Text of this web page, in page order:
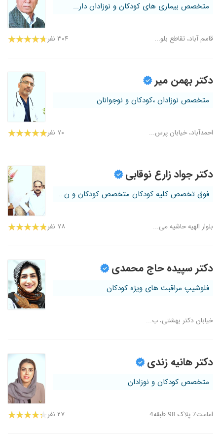
متخصص بیماری های کودکان و نوزادان دار...
قاسم آباد، تقاطع بلو... ۳۰۴ نفر
دکتر بهمن میر
متخصص نوزادان ،کودکان و نوجوانان
احمدآباد، خیابان پرس... ۷۰ نفر
دکتر جواد زارع نوقابی
فوق تخصص کلیه کودکان متخصص کودکان و ن...
بلوار الهیه حاشیه می... ۷۸ نفر
دکتر سپیده حاج محمدی
فلوشیپ مراقبت های ویژه کودکان
خیابان دکتر بهشتی، ب...
دکتر هانیه زندی
متخصص کودکان و نوزادان
امامت7 پلاک 98 طبقه4 ۲۷ نفر